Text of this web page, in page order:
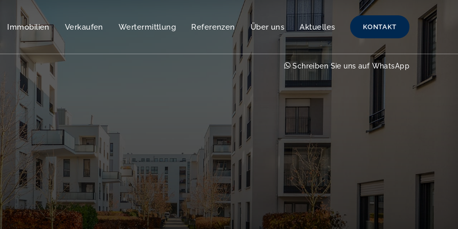
Immobilien Verkaufen Wertermittlung Referenzen Über uns Aktuelles KONTAKT
Schreiben Sie uns auf WhatsApp